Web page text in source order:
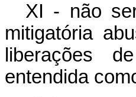
XI - não
mitigatória
liberações
entendida